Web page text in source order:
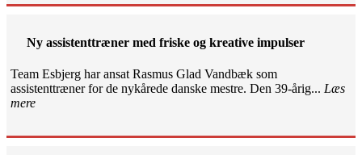
Ny assistenttræner med friske og kreative impulser
Team Esbjerg har ansat Rasmus Glad Vandbæk som
assistenttræner for de nykårede danske mestre. Den 39-årig... Læs
mere